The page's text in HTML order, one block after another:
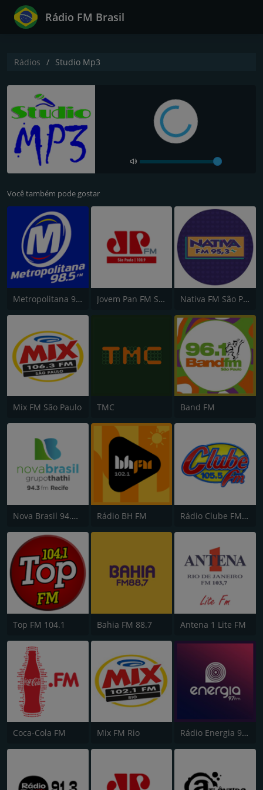
Rádio FM Brasil
Rádios Studio Mp3
Você também pode gostar
Metropolitana 98.5 FM Jovem Pan FM São Paulo Nativa FM São Paulo
Mix FM São Paulo TMC Band FM
Nova Brasil 94.3 FM Rádio BH FM Rádio Clube FM - Brasília 105.5
Top FM 104.1 Bahia FM 88.7 Antena 1 Lite FM
Coca-Cola FM Mix FM Rio Rádio Energia 97 FM